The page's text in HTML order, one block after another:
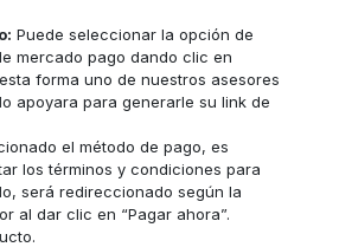
Puede seleccionar la opción de
mercado pago dando clic en
forma uno de nuestros asesores
apoyara para generarle su link de
el método de pago, es
los términos y condiciones para
será redireccionado según la
al dar clic en “Pagar ahora”.